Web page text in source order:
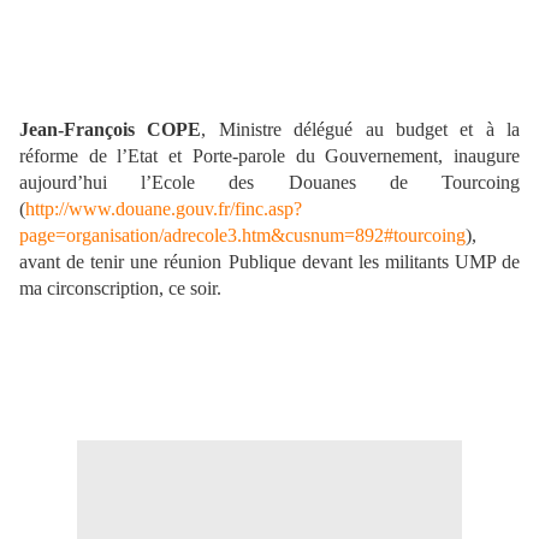
Jean-François COPE, Ministre délégué au budget et à la
réforme de l’Etat et Porte-parole du Gouvernement, inaugure
aujourd’hui l’Ecole des Douanes de Tourcoing
(http://www.douane.gouv.fr/finc.asp?
page=organisation/adrecole3.htm&cusnum=892#tourcoing),
avant de tenir une réunion Publique devant les militants UMP de
ma circonscription, ce soir.